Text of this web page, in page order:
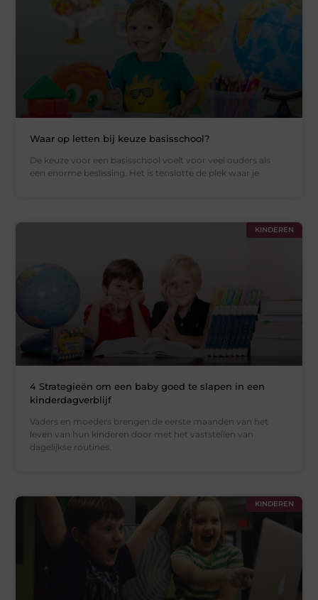
Waar op letten bij keuze basisschool?
De keuze voor een basisschool voelt voor veel ouders als
een enorme beslissing. Het is tenslotte de plek waar je
KINDEREN
4 Strategieën om een baby goed te slapen in een
kinderdagverblijf
Vaders en moeders brengen de eerste maanden van het
leven van hun kinderen door met het vaststellen van
dagelijkse routines.
KINDEREN